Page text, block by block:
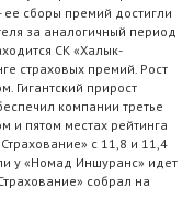
ее сборы премий достигли
за аналогичный период
СК «Халык-
страховых премий. Рост
Гигантский прирост
компании третье
и пятом местах рейтинга
с 11,8 и 11,4
у «Номад Иншуранс» идет
собрал на